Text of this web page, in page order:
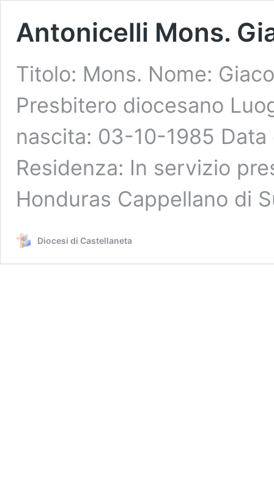
Antonicelli Mons.
Titolo: Mons. Nome:
Presbitero diocesano
nascita: 03-10-1985
Residenza: In servizio
Honduras Cappellano di
Diocesi di Castellaneta